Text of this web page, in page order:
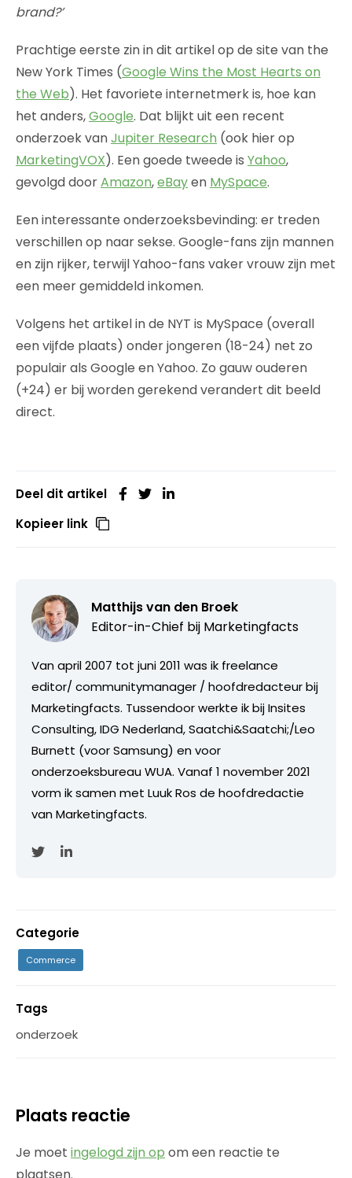
brand?’
Prachtige eerste zin in dit artikel op de site van the
New York Times (Google Wins the Most Hearts on
the Web). Het favoriete internetmerk is, hoe kan
het anders,Google. Dat blijkt uit een recent
onderzoek vanJupiter Research (ook hier op
MarketingVOX). Een goede tweede is Yahoo,
gevolgd doorAmazon,eBayen MySpace.
Een interessante onderzoeksbevinding: er treden
verschillen op naar sekse. Google-fans zijn mannen
en zijn rijker, terwijl Yahoo-fans vaker vrouw zijn met
een meer gemiddeld inkomen.
Volgens het artikel in de NYT is MySpace (overall
een vijfde plaats) onder jongeren (18-24) net zo
populair als Google en Yahoo. Zo gauw ouderen
(+24) er bij worden gerekend verandert dit beeld
direct.
Deel dit artikel
Kopieer link
Matthijs van den Broek
Editor-in-Chief bij Marketingfacts
Van april 2007 tot juni 2011 was ik freelance
editor/ communitymanager / hoofdredacteur bij
Marketingfacts. Tussendoor werkte ik bij Insites
Consulting, IDG Nederland, Saatchi&Saatchi;/Leo
Burnett (voor Samsung) en voor
onderzoeksbureau WUA. Vanaf 1 november 2021
vorm ik samen met Luuk Ros de hoofdredactie
van Marketingfacts.
Categorie
Commerce
Tags
onderzoek
Plaats reactie
Je moet ingelogd zijn op om een reactie te
plaatsen.